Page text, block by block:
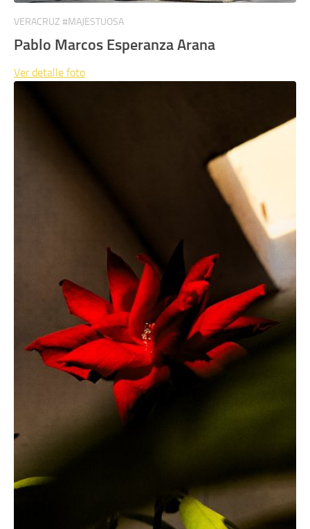
VERACRUZ #MAJESTUOSA
Pablo Marcos Esperanza Arana
Ver detalle foto